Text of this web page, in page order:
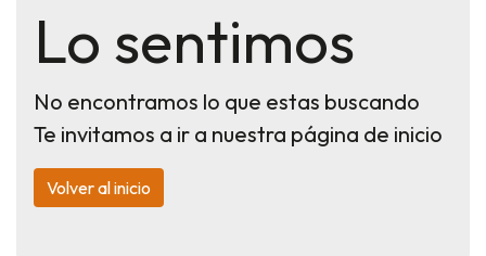
Lo sentimos
No encontramos lo que estas buscando
Te invitamos a ir a nuestra página de inicio
Volver al inicio